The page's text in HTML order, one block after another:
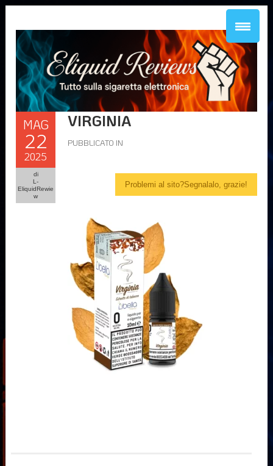
MAG
22
2025
di
L-
EliquidRewie
w
VIRGINIA
PUBBLICATO IN
Problemi al sito?Segnalalo, grazie!